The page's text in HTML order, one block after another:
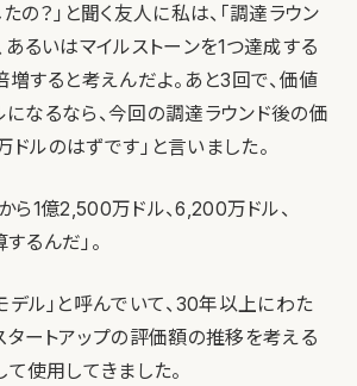
の？」と聞く友人に私は、「調達ラウン
あるいはマイルストーンを1つ達成する
増すると考えんだよ。あと3回で、価値
なるなら、今回の調達ラウンド後の価
ルのはずです」と言いました。
ら1億2,500万ドル、6,200万ドル、
るんだ」。
デル」と呼んでいて、30年以上にわた
タートアップの評価額の推移を考える
使用してきました。